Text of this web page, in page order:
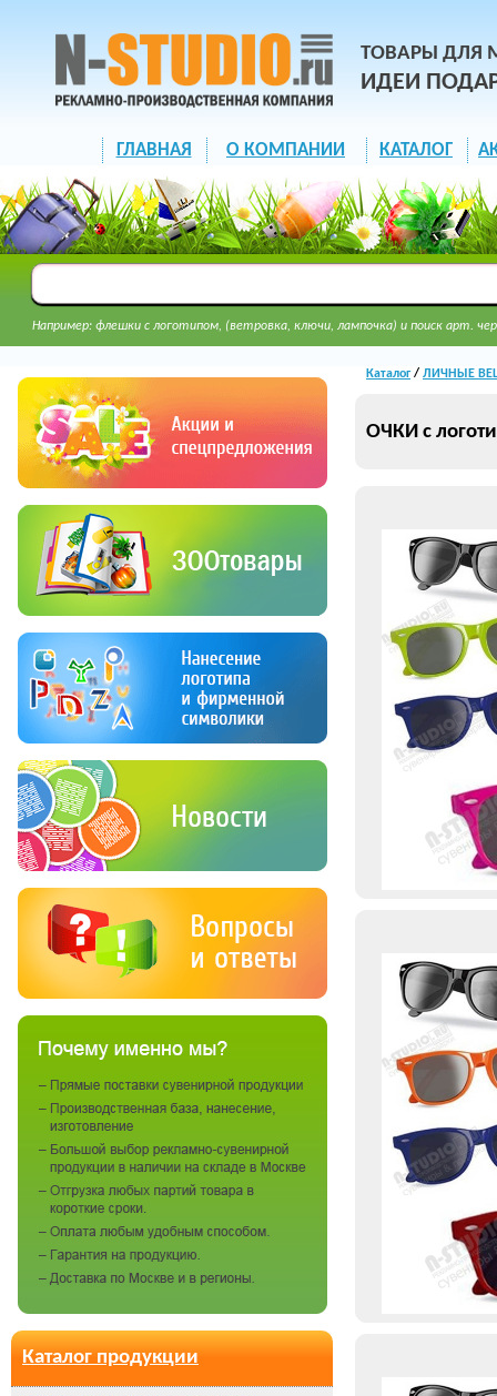
ТОВАРЫ ДЛЯ
ИДЕИ
ГЛАВНАЯ О КОМПАНИИ КАТАЛОГ
Например: флешки с логотипом, (ветровка, ключи, лампочка) и поиск арт.
Каталог продукции
Каталог/ ЛИЧНЫЕ
ОЧКИ с